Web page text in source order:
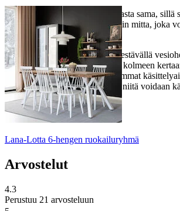
Pöydän leveys ei ole joka kohdasta sama, sillä
Tästä johtuen leveysmitta on noin mitta, joka
tuotekohtaisesti.
Puuosat värjätään ensin vedenkestävällä
Tämän jälkeen pinta käsitellään kolmeen
akryylipohjaisella lakalla. Molemmat
erityisesti ulkokalusteille, mutta niitä voidaan
sisäkäytössä.
Lana-Lotta 6-hengen ruokailuryhmä
Arvostelut
4.3
Perustuu 21 arvosteluun